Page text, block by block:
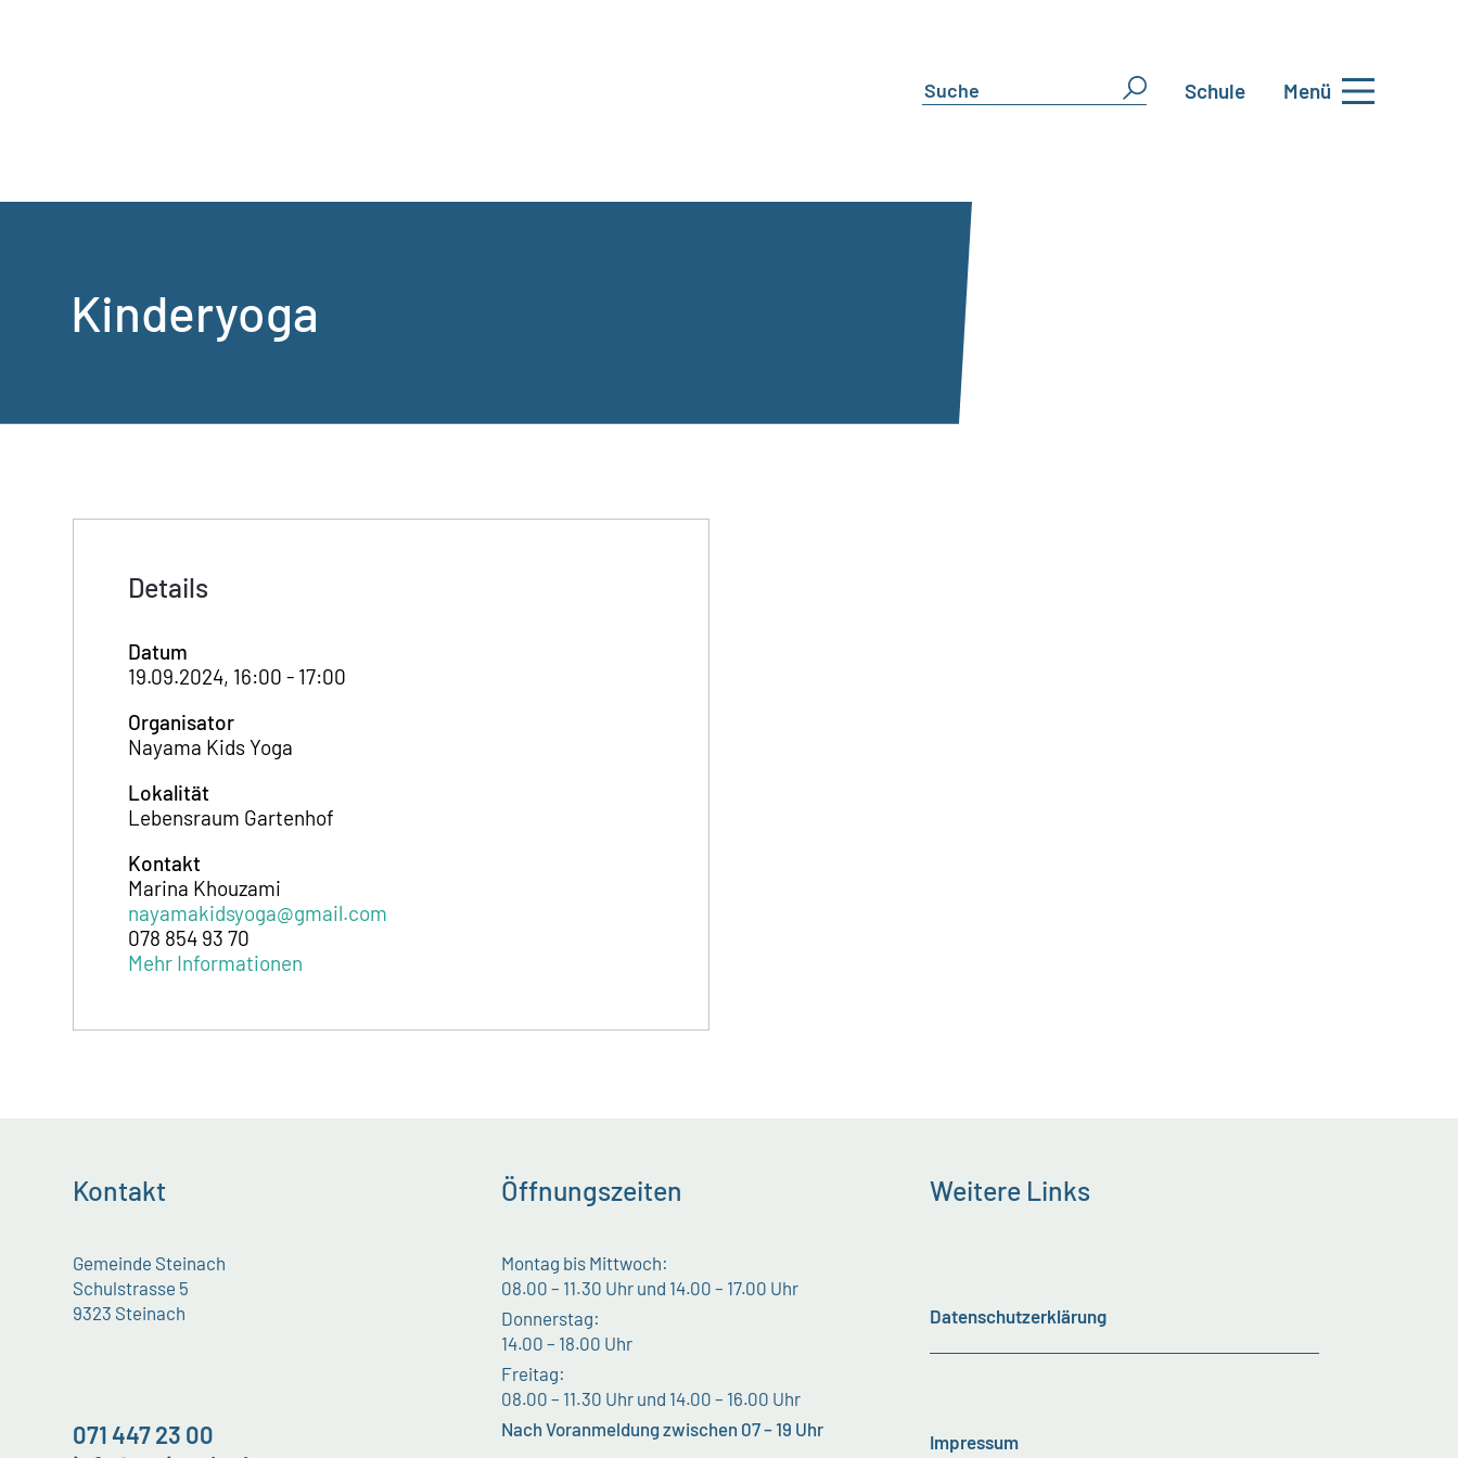
Schule Menü
Kinderyoga
Details
Datum
19.09.2024, 16:00 - 17:00
Organisator
Nayama Kids Yoga
Lokalität
Lebensraum Gartenhof
Kontakt
Marina Khouzami
nayamakidsyoga@gmail.com
078 854 93 70
Mehr Informationen
Kontakt
Gemeinde Steinach
Schulstrasse 5
9323 Steinach
071 447 23 00
Öffnungszeiten
Montag bis Mittwoch:
08.00 – 11.30 Uhr und 14.00 – 17.00 Uhr
Donnerstag:
14.00 – 18.00 Uhr
Freitag:
08.00 – 11.30 Uhr und 14.00 – 16.00 Uhr
Nach Voranmeldung zwischen 07 – 19 Uhr
Weitere Links
Datenschutzerklärung
Impressum